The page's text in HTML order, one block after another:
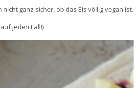
nicht ganz sicher, ob das Eis völlig vegan ist.
jeden Fall!)